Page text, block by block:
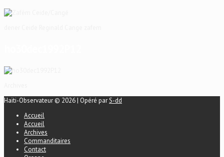
Haïti-Observateur © 2026 | Opéré parS-dd
Accueil
Accueil
Archives
Commanditaires
Contact